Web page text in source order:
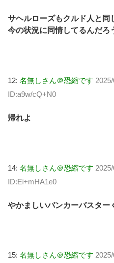
サヘルローズもクルド人と同
今の状況に同情してるんだろ
12: 名無しさん＠恐縮です
ID:a9w/cQ+N0
帰れよ
14: 名無しさん＠恐縮です
ID:Ei+mHA1e0
やかましいバンカーバスター
15: 名無しさん＠恐縮です